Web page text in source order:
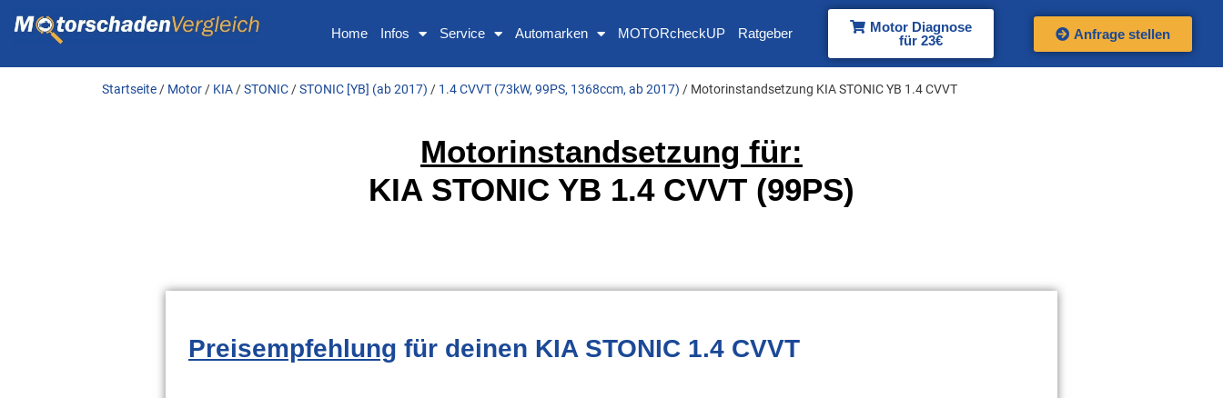
Home Infos Service Automarken MOTORcheckUP Ratgeber
Motor Diagnose
für 23€
Anfrage stellen
Startseite / Motor / KIA /STONIC /STONIC [YB] (ab 2017) / 1.4 CVVT (73kW, 99PS, 1368ccm, ab 2017) / Motorinstandsetzung KIA STONIC YB 1.4 CVVT
Motorinstandsetzung für:
KIA STONIC YB 1.4 CVVT (99PS)
Preisempfehlung für deinen KIA STONIC 1.4 CVVT